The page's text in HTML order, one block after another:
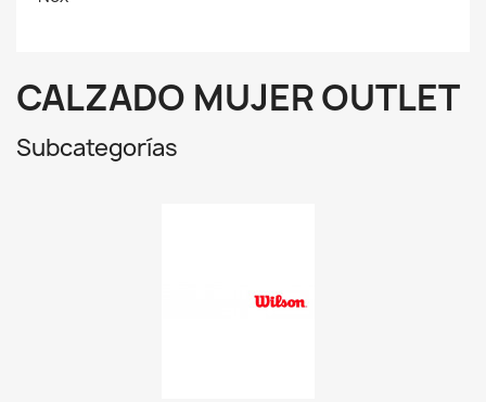
CALZADO MUJER OUTLET
Subcategorías